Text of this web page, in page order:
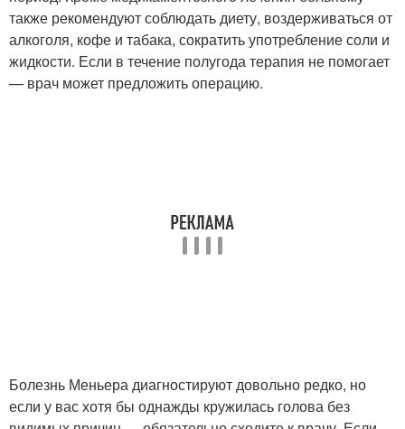
также рекомендуют соблюдать диету, воздерживаться от
алкоголя, кофе и табака, сократить употребление соли и
жидкости. Если в течение полугода терапия не помогает
— врач может предложить операцию.
Болезнь Меньера диагностируют довольно редко, но
если у вас хотя бы однажды кружилась голова без